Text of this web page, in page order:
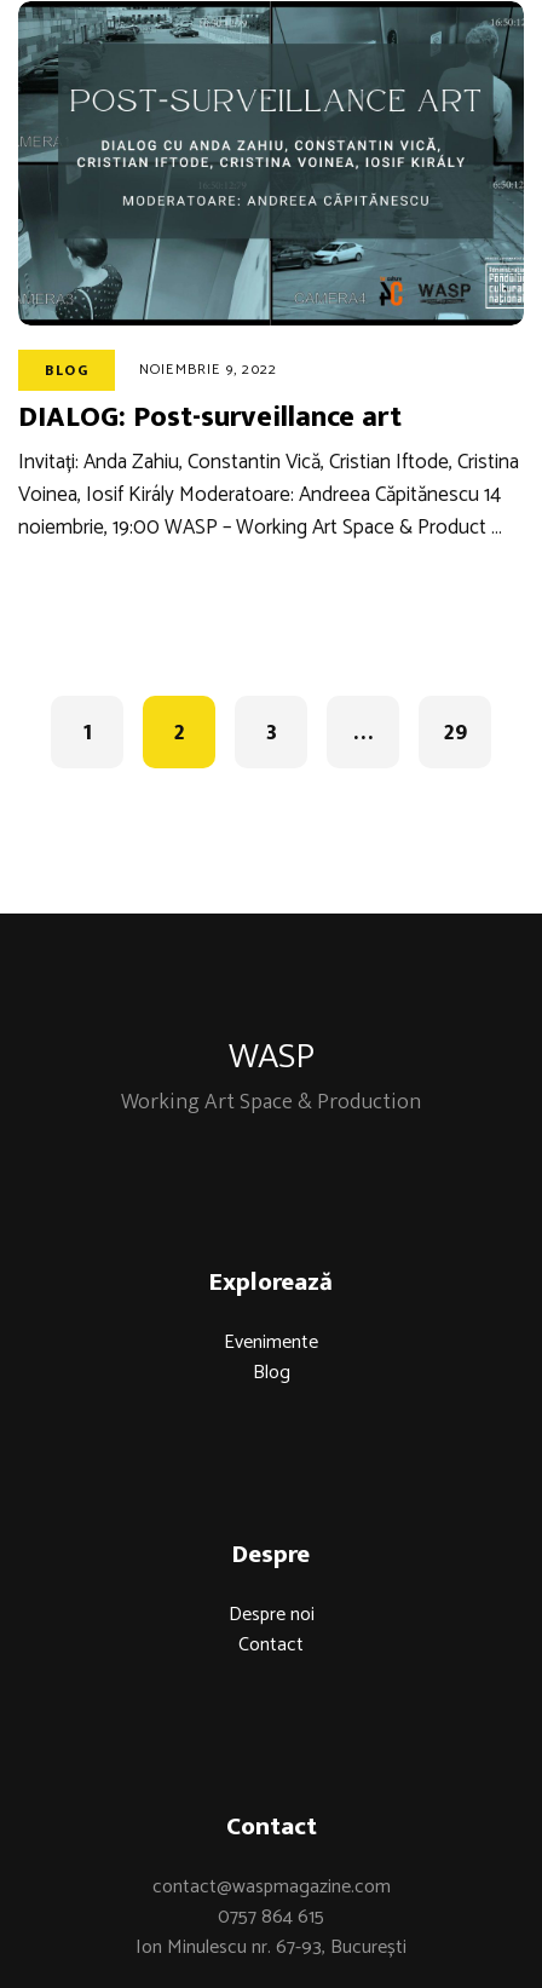
BLOG NOIEMBRIE 9, 2022
DIALOG: Post-surveillance art
Invitați: Anda Zahiu, Constantin Vică, Cristian Iftode, Cristina
Voinea, Iosif Király Moderatoare: Andreea Căpitănescu 14
noiembrie, 19:00 WASP – Working Art Space & Product …
navigation
1 2 3 … 29
WASP
Working Art Space & Production
Explorează
Evenimente
Blog
Despre
Despre noi
Contact
Contact
contact@waspmagazine.com
0757 864 615
Ion Minulescu nr. 67-93, București